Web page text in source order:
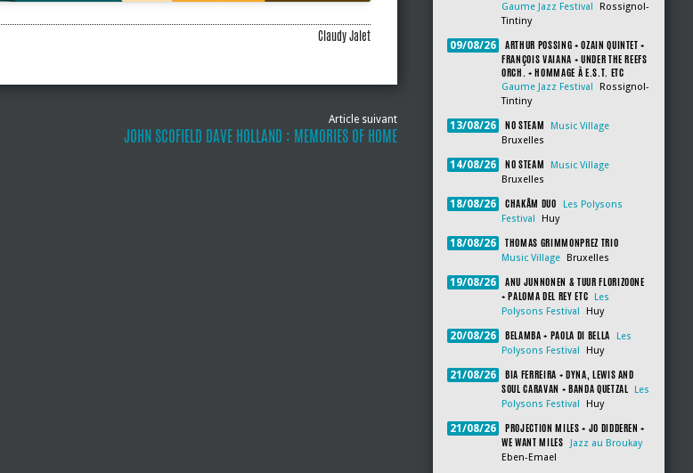
Claudy Jalet
Article suivant
JOHN SCOFIELD DAVE HOLLAND : MEMORIES OF HOME
Gaume Jazz Festival
Rossignol-
Tintiny
09/08/26
ARTHUR POSSING + OZAIN QUINTET +
FRANÇOIS VAIANA + UNDER THE REEFS
ORCH. + HOMMAGE À E.S.T. ETC
Gaume Jazz Festival
Rossignol-
Tintiny
13/08/26 NO STEAM
Music Village
Bruxelles
14/08/26 NO STEAM
Music Village
Bruxelles
18/08/26 CHAKÂM DUO
Les Polysons
Festival
Huy
18/08/26 THOMAS GRIMMONPREZ TRIO
Music Village Bruxelles
19/08/26
ANU JUNNONEN & TUUR FLORIZOONE
+ PALOMA DEL REY ETC
Les
Polysons Festival
Huy
20/08/26 BELAMBA + PAOLA DI BELLA
Les
Polysons Festival
Huy
21/08/26
BIA FERREIRA + DYNA, LEWIS AND
SOUL CARAVAN + BANDA QUETZAL
Les
Polysons Festival
Huy
21/08/26
PROJECTION MILES + JO DIDDEREN +
WE WANT MILES
Jazz au Broukay
Eben-Emael